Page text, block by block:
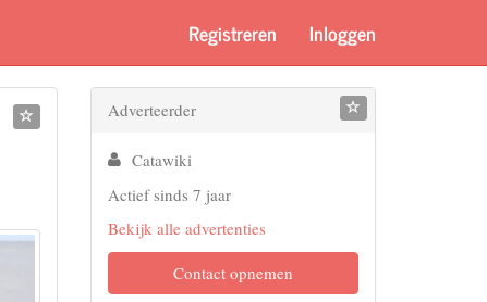
Registreren Inloggen
Adverteerder
Catawiki
Actief sinds 7 jaar
Bekijk alle advertenties
Contact opnemen